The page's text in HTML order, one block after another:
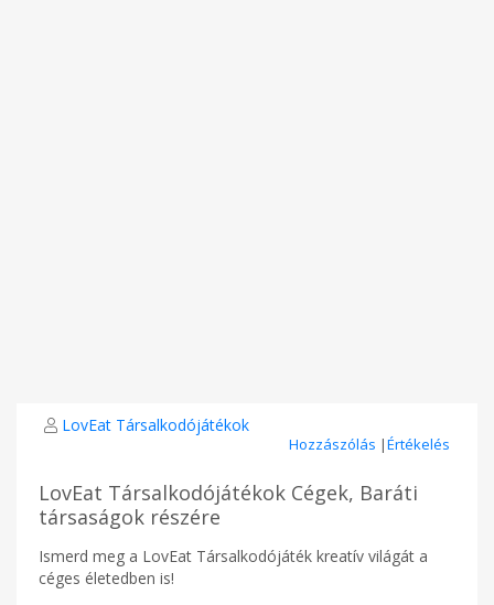
LovEat Társalkodójátékok
Hozzászólás |Értékelés
LovEat Társalkodójátékok Cégek, Baráti
társaságok részére
Ismerd meg a LovEat Társalkodójáték kreatív világát a
céges életedben is!